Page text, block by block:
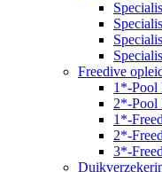
Freedive
1*-Pool
2*-Pool
1*-
2*-
3*-